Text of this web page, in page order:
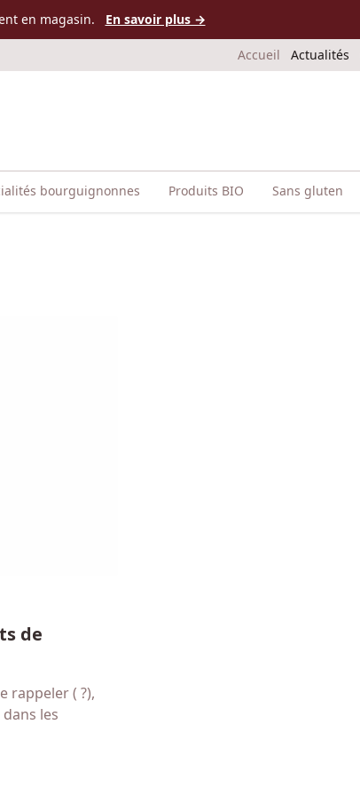
en magasin. En savoir plus →
Accueil Actualités
bourguignonnes Produits BIO Sans gluten
de
rappeler ( ?),
les